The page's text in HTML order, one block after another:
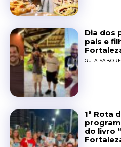
Dia dos
pais e
GUIA
1ª Rota
do livro